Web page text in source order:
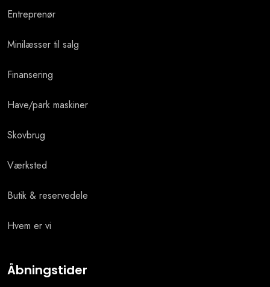
Entreprenør
Minilæsser ​til salg
Finansering
Have/park maskiner
Skovbrug
Værksted
Butik & reservedele
Hvem er vi
Åbningstider